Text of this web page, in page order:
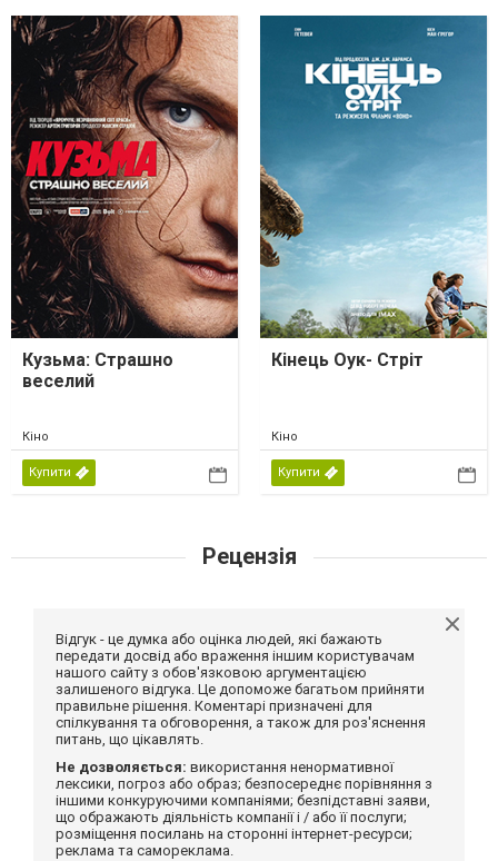
Кузьма: Страшно
веселий
Кіно
Купити
Кінець Оук- Стріт
Кіно
Купити
Рецензія
Відгук - це думка або оцінка людей, які бажають
передати досвід або враження іншим користувачам
нашого сайту з обов'язковою аргументацією
залишеного відгука. Це допоможе багатьом прийняти
правильне рішення. Коментарі призначені для
спілкування та обговорення, а також для роз'яснення
питань, що цікавлять.
Не дозволяється: використання ненормативної
лексики, погроз або образ; безпосереднє порівняння з
іншими конкуруючими компаніями; безпідставні заяви,
що ображають діяльність компанії і / або її послуги;
розміщення посилань на сторонні інтернет-ресурси;
реклама та самореклама.